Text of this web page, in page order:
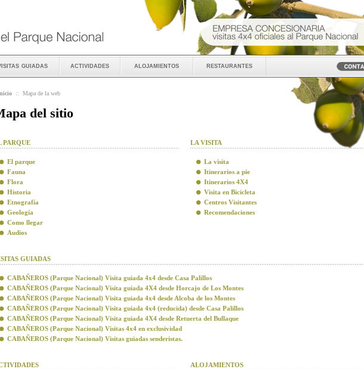
guiadas actividades alojamientos restaurantes
:: Mapa de la web
del sitio
PARQUE
El parque
Fauna
Flora
Historia
Etnografía
Geología
Como llegar
Audios
LA VISITA
La visita
Itinerarios a pie
Itinerarios 4X4
Visita en Bicicleta
Centros Visitantes
Recomendaciones
GUIADAS
CABAÑEROS (Parque Nacional) Visita guiada 4x4 desde Casa Palillos
CABAÑEROS (Parque Nacional) Visita guiada 4X4 desde Horcajo de Los Montes
CABAÑEROS (Parque Nacional) Visita guiada 4x4 desde Alcoba de los Montes
CABAÑEROS (Parque Nacional) Visita guiada 4x4 (reducida) desde Casa Palillos
CABAÑEROS (Parque Nacional) Visita guiada 4X4 desde Retuerta del Bullaque
CABAÑEROS (Parque Nacional) Visitas 4x4 en exclusividad
CABAÑEROS (Parque Nacional) Visitas guiadas senderistas.
ALOJAMIENTOS